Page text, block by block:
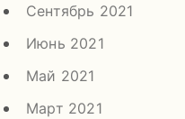
Сентябрь 2021
Июнь 2021
Май 2021
Март 2021